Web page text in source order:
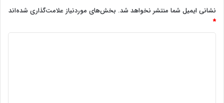
نشانی ایمیل شما منتشر نخواهد شد. بخش‌های موردنیاز علامت‌گذاری شده‌اند
*